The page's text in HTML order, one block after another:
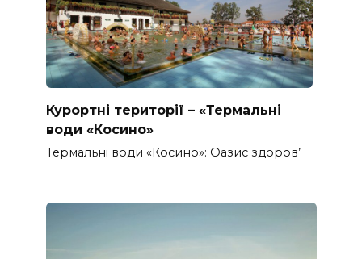
Курортні території – «Термальні
води «Косино»
Термальні води «Косино»: Оазис здоров’